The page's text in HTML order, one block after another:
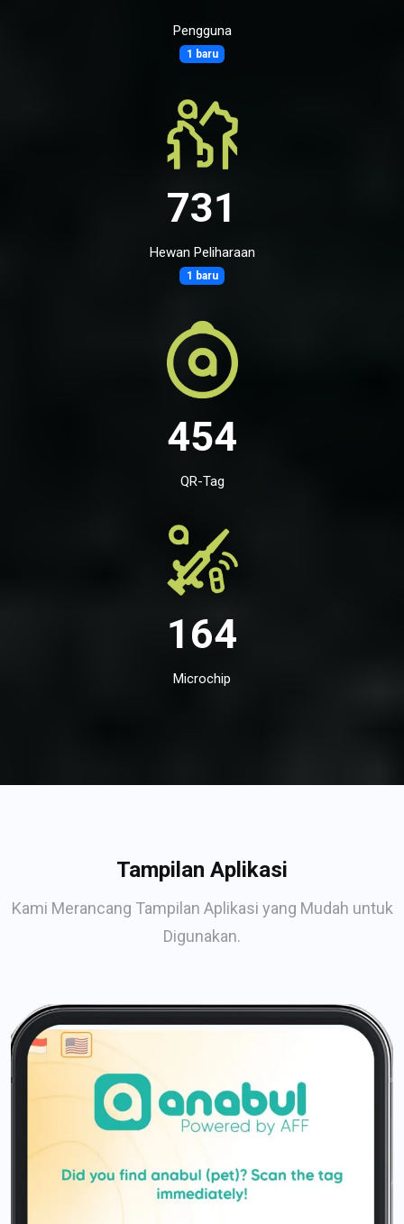
Pengguna
1 baru
731
Hewan Peliharaan
1 baru
454
QR-Tag
164
Microchip
Tampilan Aplikasi
Kami Merancang Tampilan Aplikasi yang Mudah untuk
Digunakan.